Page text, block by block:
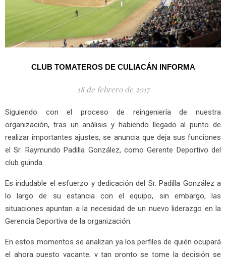
CLUB TOMATEROS DE CULIACÁN INFORMA
18 de febrero de 2017
Siguiendo con el proceso de reingeniería de nuestra
organización, tras un análisis y habiendo llegado al punto de
realizar importantes ajustes, se anuncia que deja sus funciones
el Sr. Raymundo Padilla González, como Gerente Deportivo del
club guinda.
Es indudable el esfuerzo y dedicación del Sr. Padilla González a
lo largo de su estancia con el equipo, sin embargo, las
situaciones apuntan a la necesidad de un nuevo liderazgo en la
Gerencia Deportiva de la organización.
En estos momentos se analizan ya los perfiles de quién ocupará
el ahora puesto vacante, y tan pronto se tome la decisión se